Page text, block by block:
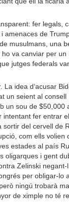
fer legals,
amenaces de
musulmans, una
va canviar per un
jutges federals
La idea d‘acusar
un seient al consell
un sou de $50,000
intentant fer entrar
sortir del cervell de
com ells volien
estades al país
oligarques i gent
Zelinski negant-
per obligar-lo
ningú trobarà
de ximple no té